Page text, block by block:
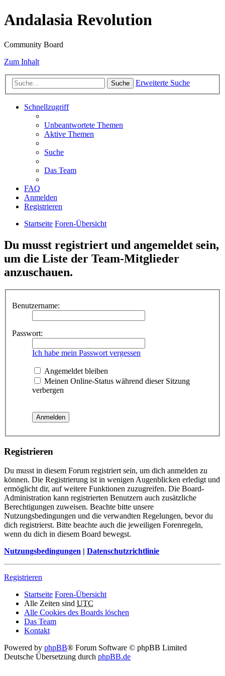
Andalasia Revolution
Community Board
Zum Inhalt
Suche Erweiterte Suche
Schnellzugriff
Unbeantwortete Themen
Aktive Themen
Suche
Das Team
FAQ
Anmelden
Registrieren
Startseite Foren-Übersicht
Du musst registriert und angemeldet sein,
um die Liste der Team-Mitglieder
anzuschauen.
Benutzername:
Passwort:
Ich habe mein Passwort vergessen
Angemeldet bleiben
Meinen Online-Status während dieser Sitzung
verbergen
Registrieren
Du musst in diesem Forum registriert sein, um dich anmelden zu
können. Die Registrierung ist in wenigen Augenblicken erledigt und
ermöglicht dir, auf weitere Funktionen zuzugreifen. Die Board-
Administration kann registrierten Benutzern auch zusätzliche
Berechtigungen zuweisen. Beachte bitte unsere
Nutzungsbedingungen und die verwandten Regelungen, bevor du
dich registrierst. Bitte beachte auch die jeweiligen Forenregeln,
wenn du dich in diesem Board bewegst.
Nutzungsbedingungen | Datenschutzrichtlinie
Registrieren
Startseite Foren-Übersicht
Alle Zeiten sind UTC
Alle Cookies des Boards löschen
Das Team
Kontakt
Powered by phpBB® Forum Software © phpBB Limited
Deutsche Übersetzung durch phpBB.de